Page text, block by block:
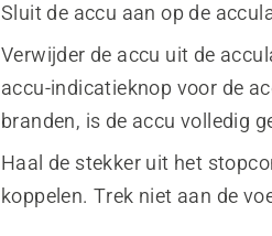
Sluit de accu aan op de
Verwijder de accu uit de
accu-indicatieknop voor de
branden, is de accu volledig
Haal de stekker uit het
koppelen. Trek niet aan de